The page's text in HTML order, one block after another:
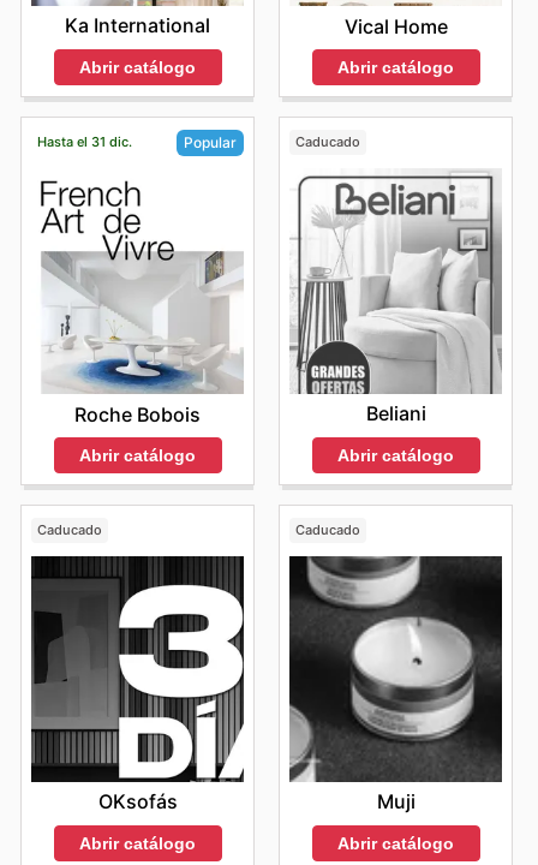
Ka International
Abrir catálogo
Vical Home
Abrir catálogo
Hasta el 31 dic. Popular
Roche Bobois
Abrir catálogo
Caducado
Beliani
Abrir catálogo
Caducado
OKsofás
Abrir catálogo
Caducado
Muji
Abrir catálogo